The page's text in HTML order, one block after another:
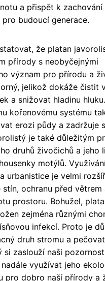
a přispět k
budoucí generace.
že platan
přírody s neobyčejnými
význam pro přírodu a
jelikož dokáže čistit
a snižovat hladinu
kořenovému systému
erozi půdy a zadržuje
je také důležitým
druhů živočichů a jeho
motýlů.
urbanistice je velmi
ochranu před větrem
prostoru. Bohužel,
zejména různými
infekcí. Proto je
druh stromu a
si zaslouží naši
využívat jeho
pro dobro naší přírody a